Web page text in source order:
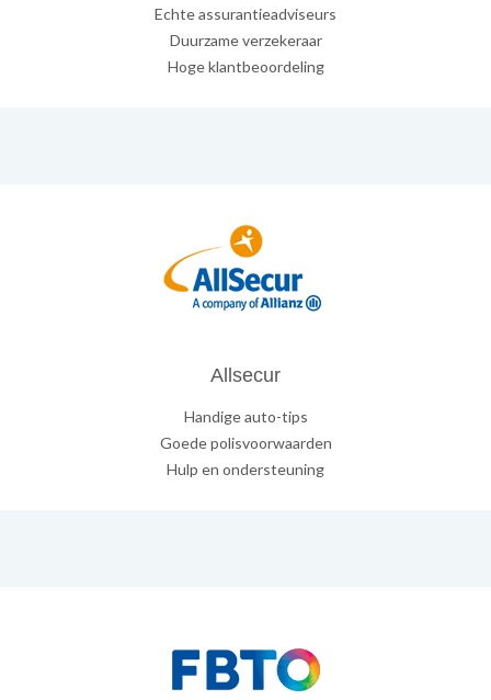
Echte assurantieadviseurs
Duurzame verzekeraar
Hoge klantbeoordeling
Allsecur
Handige auto-tips
Goede polisvoorwaarden
Hulp en ondersteuning